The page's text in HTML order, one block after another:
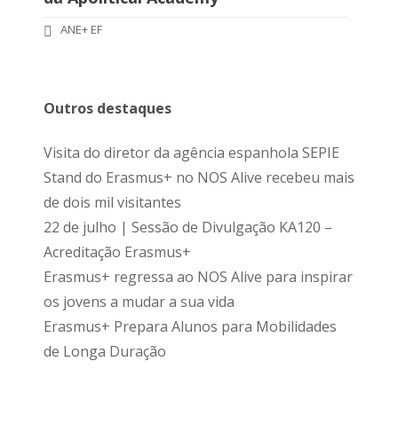
ANE+ EF
Outros destaques
Visita do diretor da agência espanhola SEPIE
Stand do Erasmus+ no NOS Alive recebeu mais
de dois mil visitantes
22 de julho | Sessão de Divulgação KA120 –
Acreditação Erasmus+
Erasmus+ regressa ao NOS Alive para inspirar
os jovens a mudar a sua vida
Erasmus+ Prepara Alunos para Mobilidades
de Longa Duração